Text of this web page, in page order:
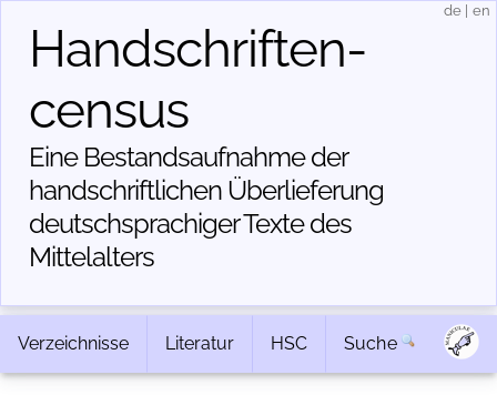
Handschriften­
census
Eine Bestandsaufnahme der
handschriftlichen Über­lieferung
deutschsprachiger Texte des
Mittelalters
de en
Verzeichnisse Literatur HSC Suche